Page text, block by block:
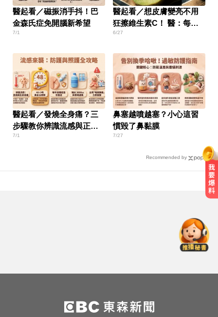
醫起看／磁振消手抖！巴
金森氏症免開腦新希望
7/1
醫起看／想皮膚變亮不用
狂擦維生素C！ 醫：每天
吃「1水果」有效促進膠原
6/27
醫起看／發燒全身痛？三
步驟教你辨識流感與正確
照護
7/1
鼻塞越噴越塞？小心這習
慣毀了鼻黏膜
7/27
Recommended by
男星硬撐拍完...慘下架
小24歲女友背景遭起底！姜厚任12
點聲明「駁小三傳聞」：你在講三